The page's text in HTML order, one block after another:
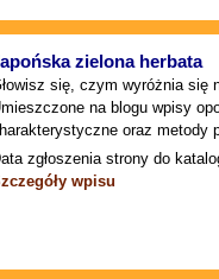
zielona herbata
się, czym wyróżnia się
na blogu wpisy
oraz metody
zgłoszenia strony do
wpisu